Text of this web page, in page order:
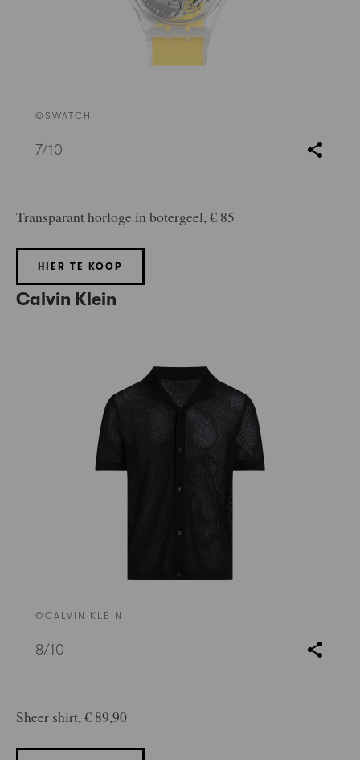
©SWATCH
7/10
Transparant horloge in botergeel, € 85
HIER TE KOOP
Calvin Klein
©CALVIN KLEIN
8/10
Sheer shirt, € 89,90